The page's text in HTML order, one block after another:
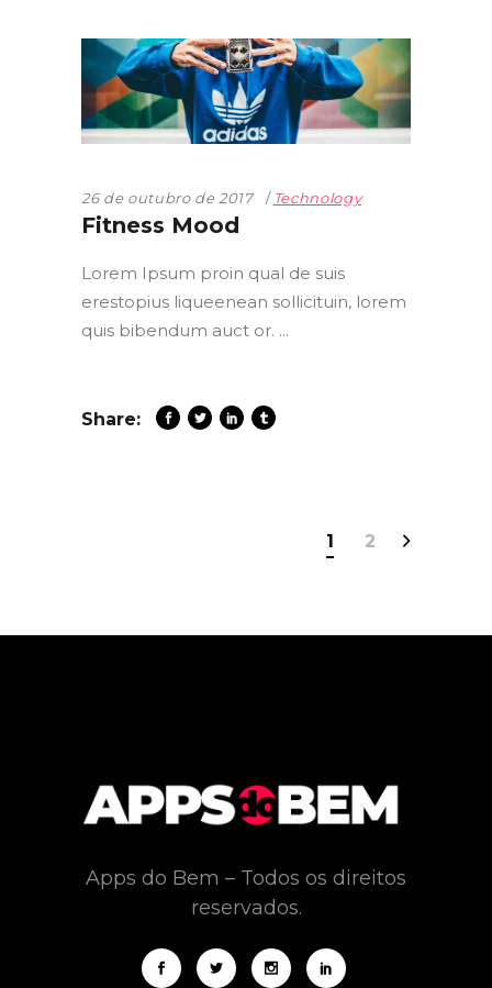
26 de outubro de 2017 Technology
Fitness Mood
Lorem Ipsum proin qual de suis
erestopius liqueenean sollicituin, lorem
quis bibendum auct or.
Share:
1 2
Apps do Bem – Todos os direitos
reservados.